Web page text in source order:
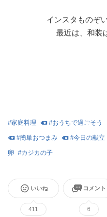
インスタものぞ
最近は、和装
#家庭料理 #おうちで過ごそう
#簡単おつまみ #今日の献立
卵 #カジカの子
いいね
411
コメント
6